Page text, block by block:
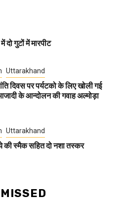
गुटों में मारपीट
Uttarakhand
दिवस पर पर्यटको के लिए खोली गई
के आन्दोलन की गवाह अल्मोड़ा
Uttarakhand
की स्मैक सहित दो नशा तस्कर